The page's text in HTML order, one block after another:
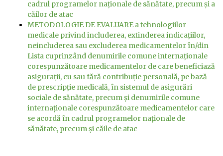
cadrul programelor naţionale de sănătate, precum şi a
căilor de atac
METODOLOGIE DE EVALUARE a tehnologiilor
medicale privind includerea, extinderea indicaţiilor,
neincluderea sau excluderea medicamentelor în/din
Lista cuprinzând denumirile comune internaţionale
corespunzătoare medicamentelor de care beneficiază
asiguraţii, cu sau fără contribuţie personală, pe bază
de prescripţie medicală, în sistemul de asigurări
sociale de sănătate, precum şi denumirile comune
internaţionale corespunzătoare medicamentelor care
se acordă în cadrul programelor naţionale de
sănătate, precum şi căile de atac